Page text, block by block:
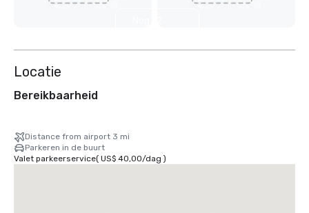
Locatie
Bereikbaarheid
Distance from airport 3 mi
Parkeren in de buurt
Valet parkeerservice( US$ 40,00/dag )